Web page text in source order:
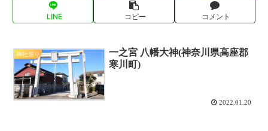
LINE コピー コメント
神社巡り
一之宮 八幡大神(神奈川県高座郡
寒川町)
2022.01.20